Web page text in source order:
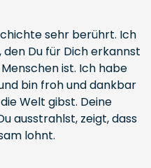
sehr berührt. Ich
Du für Dich erkannst
ist. Ich habe
bin froh und dankbar
Welt gibst. Deine
ausstrahlst, zeigt, dass
lohnt.